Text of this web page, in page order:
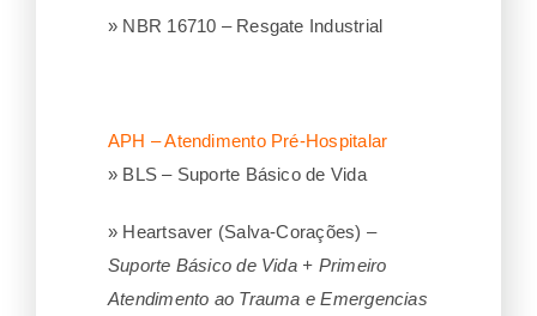
» NBR 16710 – Resgate Industrial
APH – Atendimento Pré-Hospitalar
» BLS – Suporte Básico de Vida
» Heartsaver (Salva-Corações) –
Suporte Básico de Vida + Primeiro
Atendimento ao Trauma e Emergencias